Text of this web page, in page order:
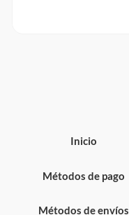
Inicio
Métodos de pago
Métodos de envíos